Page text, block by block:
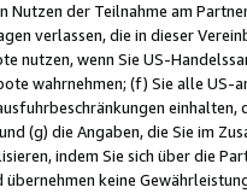
Nutzen der Teilnahme am
verlassen, die in dieser
nutzen, wenn Sie US-
wahrnehmen; (f) Sie alle
(g) die Angaben, die Sie im
indem Sie sich über die
übernehmen keine